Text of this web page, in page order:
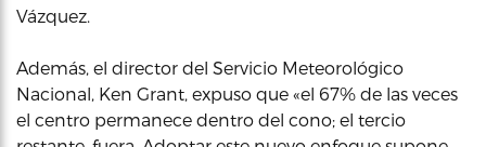
Vázquez.
Además, el director del Servicio Meteorológico
Nacional, Ken Grant, expuso que «el 67% de las veces
el centro permanece dentro del cono; el tercio